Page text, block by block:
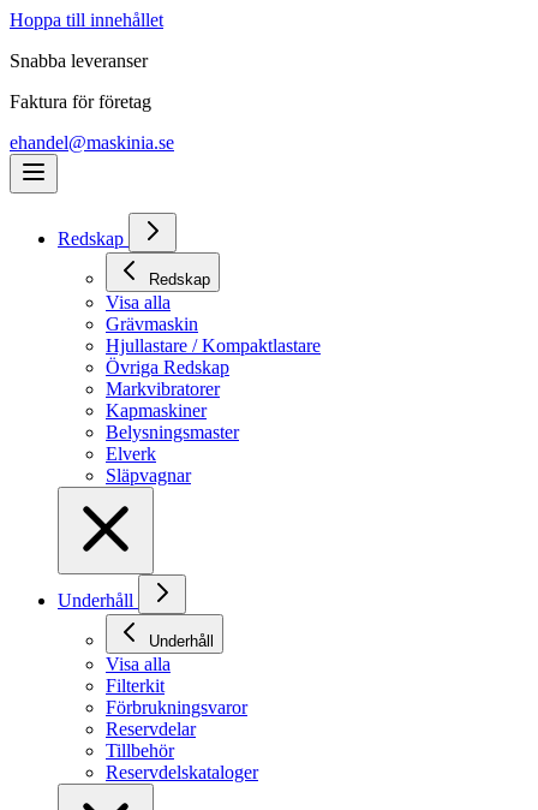
Hoppa till innehållet
Snabba leveranser
Faktura för företag
ehandel@maskinia.se
Redskap
Redskap
Visa alla
Grävmaskin
Hjullastare / Kompaktlastare
Övriga Redskap
Markvibratorer
Kapmaskiner
Belysningsmaster
Elverk
Släpvagnar
Underhåll
Underhåll
Visa alla
Filterkit
Förbrukningsvaror
Reservdelar
Tillbehör
Reservdelskataloger